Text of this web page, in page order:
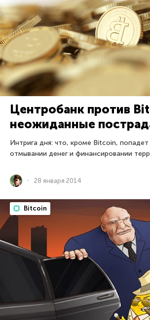
Центробанк против
неожиданные
Интрига дня: что, кроме Bitcoin,
отмывании денег и финансировании
28 января 2014
Bitcoin